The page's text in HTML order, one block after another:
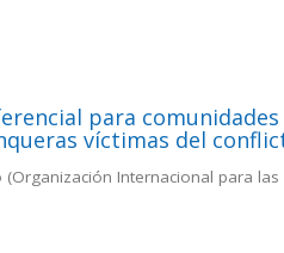
para
víctimas del
(Organización Internacional para